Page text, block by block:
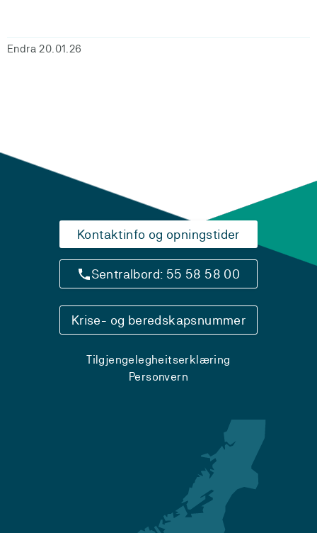
Endra 20.01.26
Kontaktinfo og opningstider
Sentralbord: 55 58 58 00
Krise- og beredskapsnummer
Tilgjengelegheitserklæring
Personvern